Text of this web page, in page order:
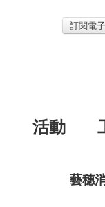
訂閱電
活動
藝穗